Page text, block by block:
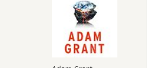
De Lamme leidt De
Blinde (door de
coronacrisis)